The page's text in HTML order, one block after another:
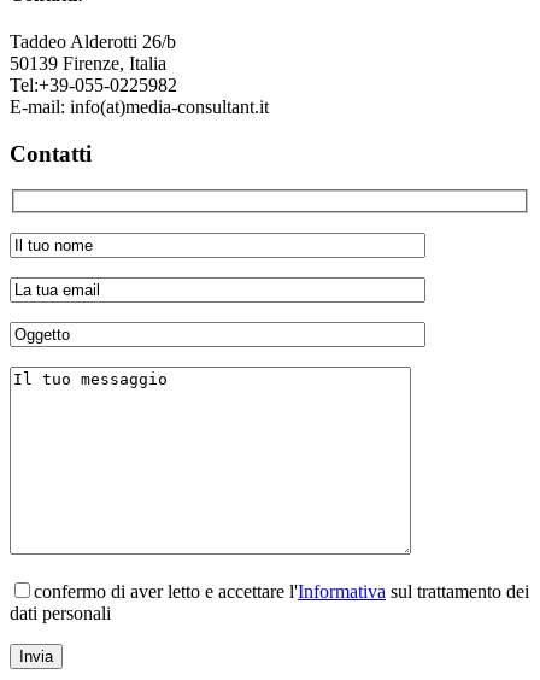
Taddeo Alderotti 26/b
50139 Firenze, Italia
Tel:+39-055-0225982
E-mail: info(at)media-consultant.it
Contatti
confermo di aver letto e accettare l'Informativa sul trattamento dei
dati personali